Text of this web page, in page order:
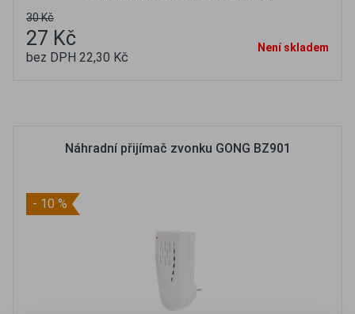
30 Kč
27 Kč
bez DPH 22,30 Kč
Není skladem
Náhradní přijímač zvonku GONG BZ901
- 10 %